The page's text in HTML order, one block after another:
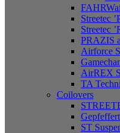
Streetec
Streetec
PRAZIS
Airforce
AirREX
TA
Coilovers
ST